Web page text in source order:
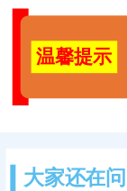
温馨提示
大家还在问